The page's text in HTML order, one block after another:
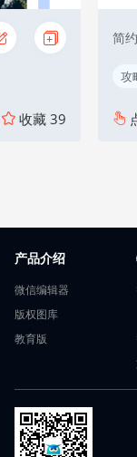
收藏 39
简
攻
产品介绍
微信编辑器
版权图库
教育版